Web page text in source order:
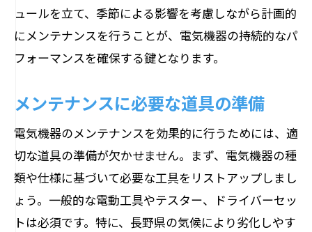
ュールを立て、季節による影響を考慮しながら計画的
にメンテナンスを行うことが、電気機器の持続的なパ
フォーマンスを確保する鍵となります。
メンテナンスに必要な道具の準備
電気機器のメンテナンスを効果的に行うためには、適
切な道具の準備が欠かせません。まず、電気機器の種
類や仕様に基づいて必要な工具をリストアップしまし
ょう。一般的な電動工具やテスター、ドライバーセッ
トは必須です。特に、長野県の気候により劣化しやす